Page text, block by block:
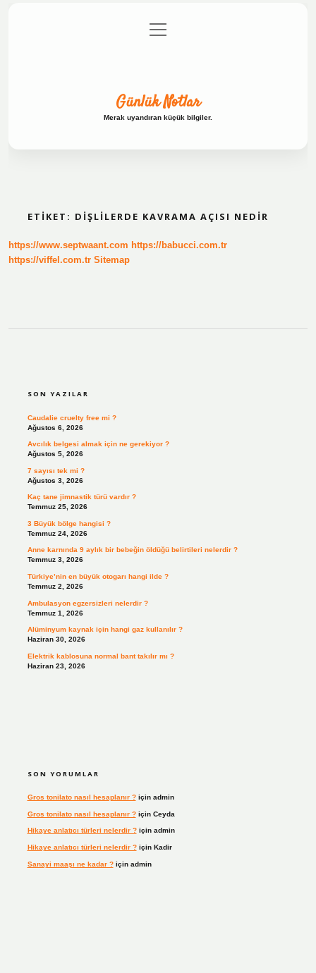
Gizlilik Politikası
menüyü
aç
Günlük Notlar
Merak uyandıran küçük bilgiler.
ETIKET: DIŞLILERDE KAVRAMA AÇISI NEDIR
https://www.septwaant.com https://babucci.com.tr
https://viffel.com.tr Sitemap
SON YAZILAR
Caudalie cruelty free mi ?
Ağustos 6, 2026
Avcılık belgesi almak için ne gerekiyor ?
Ağustos 5, 2026
7 sayısı tek mi ?
Ağustos 3, 2026
Kaç tane jimnastik türü vardır ?
Temmuz 25, 2026
3 Büyük bölge hangisi ?
Temmuz 24, 2026
Anne karnında 9 aylık bir bebeğin öldüğü belirtileri nelerdir ?
Temmuz 3, 2026
Türkiye’nin en büyük otogarı hangi ilde ?
Temmuz 2, 2026
Ambulasyon egzersizleri nelerdir ?
Temmuz 1, 2026
Alüminyum kaynak için hangi gaz kullanılır ?
Haziran 30, 2026
Elektrik kablosuna normal bant takılır mı ?
Haziran 23, 2026
SON YORUMLAR
Gros tonilato nasıl hesaplanır ?için admin
Gros tonilato nasıl hesaplanır ?için Ceyda
Hikaye anlatıcı türleri nelerdir ?için admin
Hikaye anlatıcı türleri nelerdir ?için Kadir
Sanayi maaşı ne kadar ?için admin